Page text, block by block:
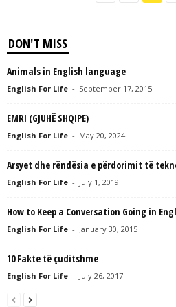
DON'T MISS
Animals in English language
English For Life - September 17, 2015
EMRI (GJUHË SHQIPE)
English For Life - May 20, 2024
Arsyet dhe rëndësia e përdorimit të
English For Life - July 1, 2019
How to Keep a Conversation Going in
English For Life - January 30, 2015
10 Fakte të çuditshme
English For Life - July 26, 2017